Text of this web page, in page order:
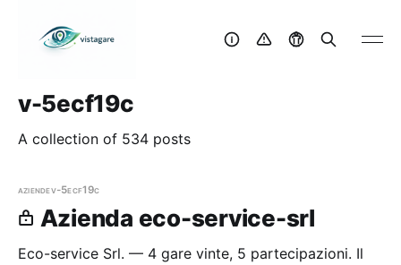
v-5ecf19c
A collection of 534 posts
aziendev-5ecf19c
Azienda eco-service-srl
Eco-service Srl. — 4 gare vinte, 5 partecipazioni. Il